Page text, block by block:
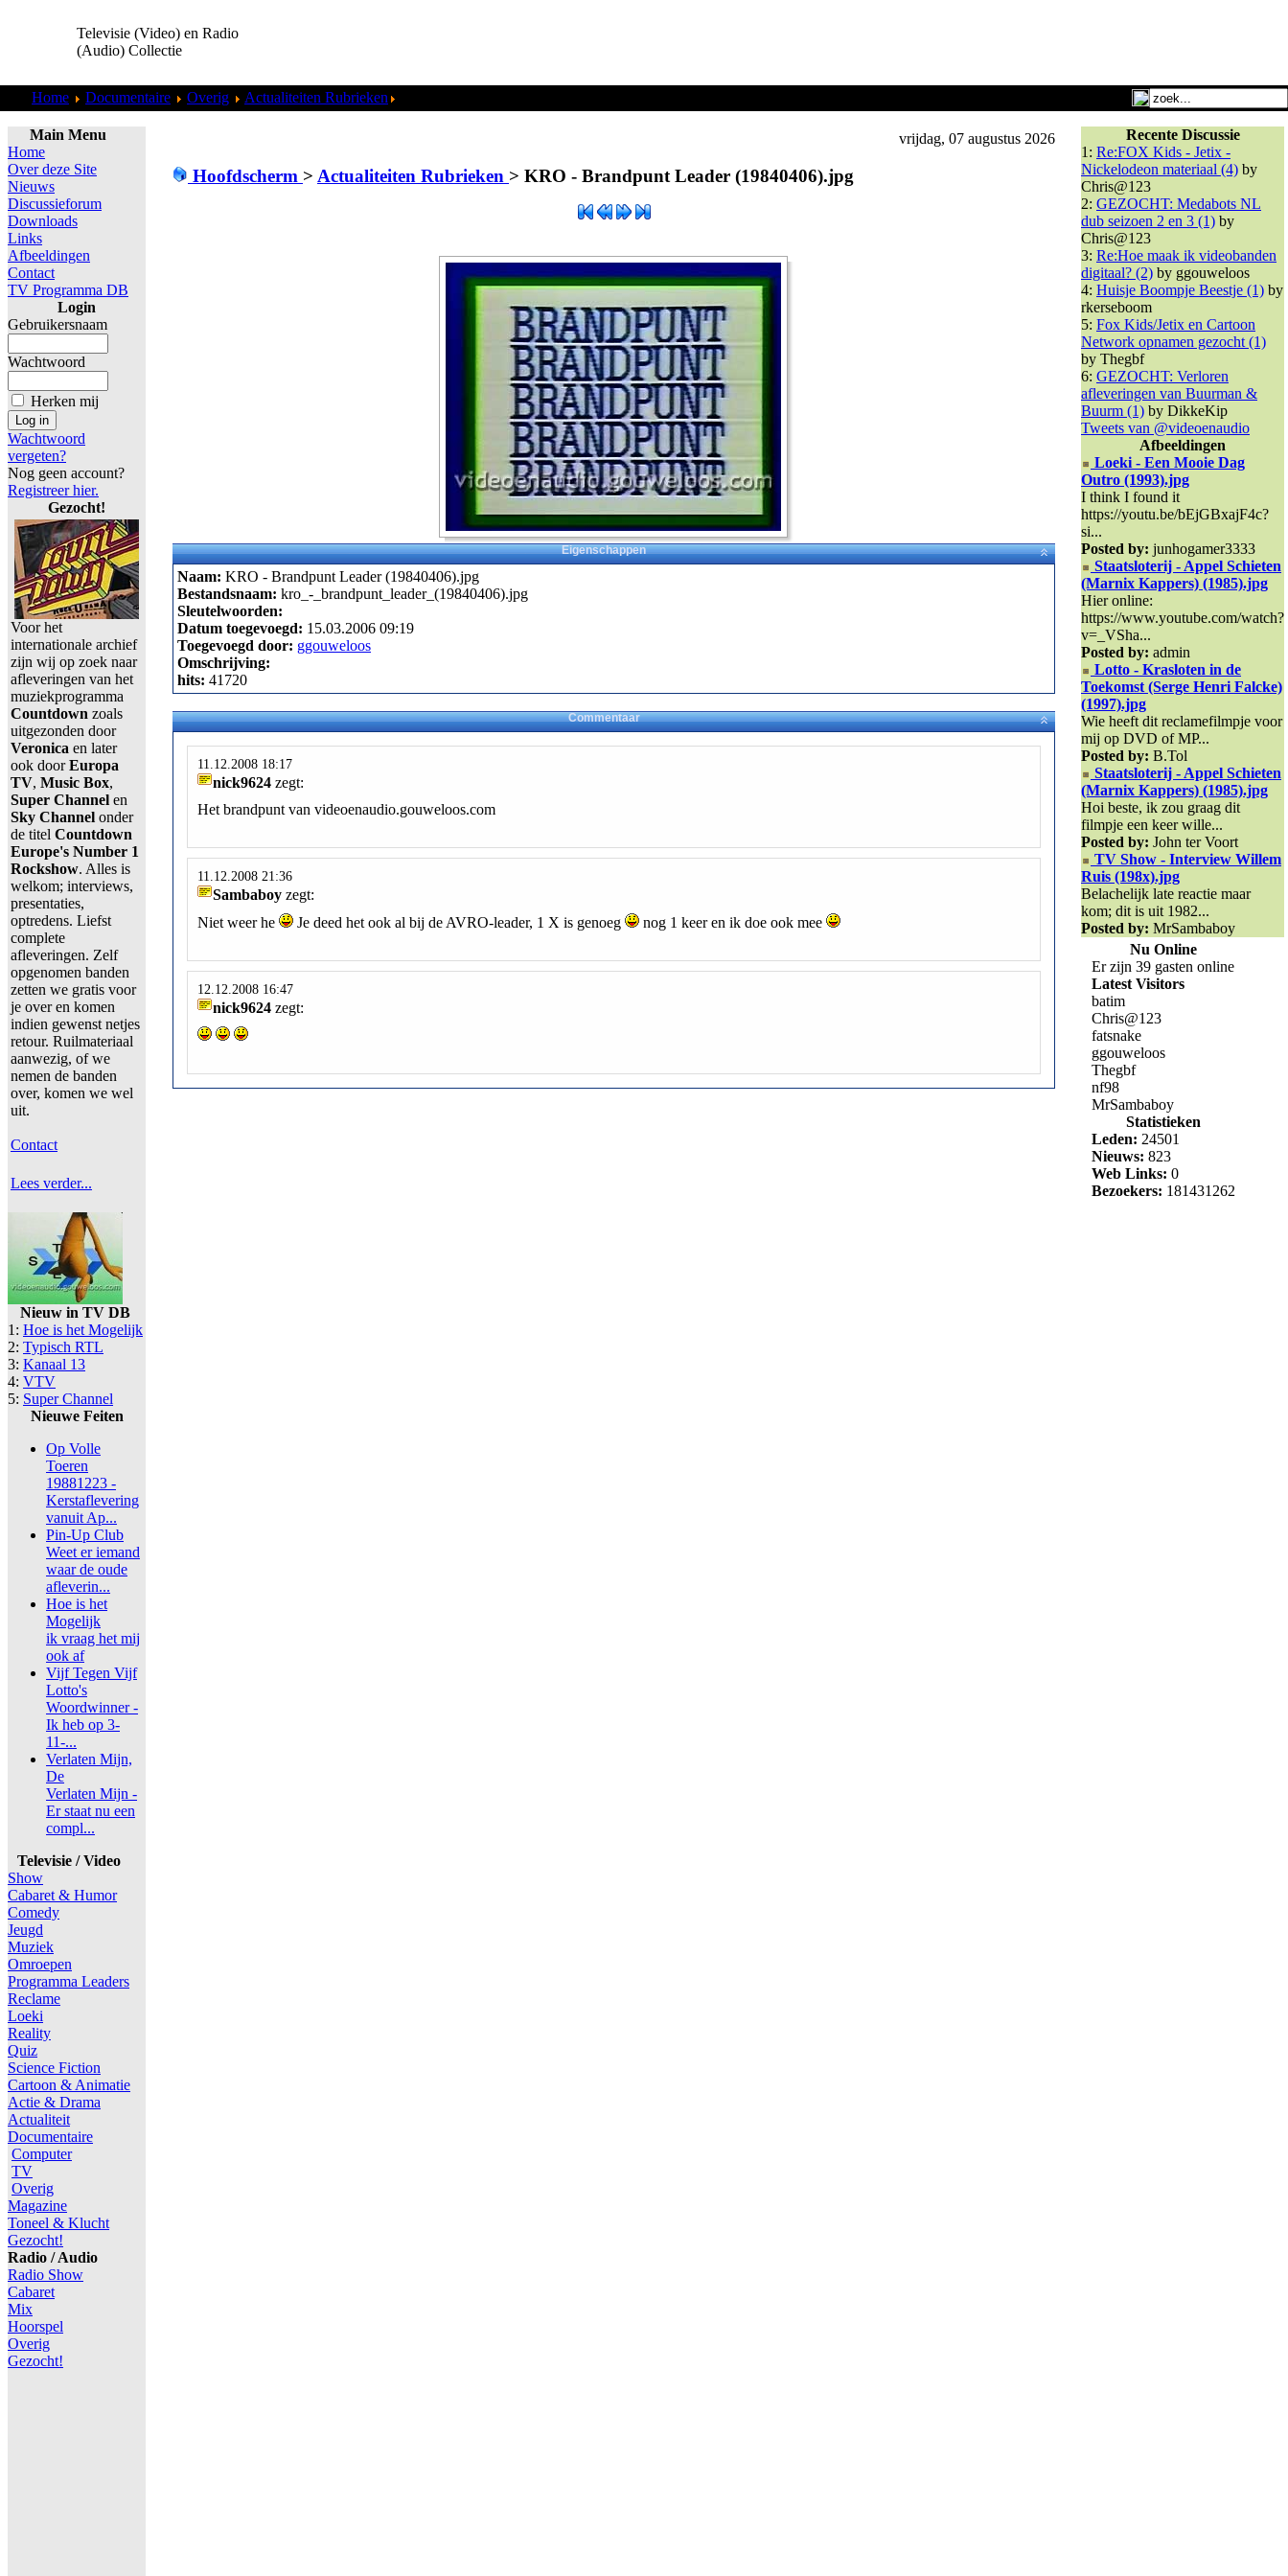
Televisie (Video) en Radio
(Audio) Collectie
Home Documentaire Overig Actualiteiten Rubrieken
Main Menu
Home
Over deze Site
Nieuws
Discussieforum
Downloads
Links
Afbeeldingen
Contact
TV Programma DB
Login
Gebruikersnaam
Wachtwoord
Herken mij
Wachtwoord
vergeten?
Nog geen account?
Registreer hier.
Gezocht!
Voor het
internationale archief
zijn wij op zoek naar
afleveringen van het
muziekprogramma
Countdown zoals
uitgezonden door
Veronica en later
ook doorEuropa
TV, Music Box,
Super Channel en
Sky Channel onder
de titel Countdown
Europe's Number 1
Rockshow. Alles is
welkom; interviews,
presentaties,
optredens. Liefst
complete
afleveringen. Zelf
opgenomen banden
zetten we gratis voor
je over en komen
indien gewenst netjes
retour. Ruilmateriaal
aanwezig, of we
nemen de banden
over, komen we wel
uit.
Contact
Lees verder...
Nieuw in TV DB
1: Hoe is het Mogelijk
2: Typisch RTL
3: Kanaal 13
4: VTV
5: Super Channel
Nieuwe Feiten
Op Volle
Toeren
19881223 -
Kerstaflevering
vanuit Ap...
Pin-Up Club
Weet er iemand
waar de oude
afleverin...
Hoe is het
Mogelijk
ik vraag het mij
ook af
Vijf Tegen Vijf
Lotto's
Woordwinner -
Ik heb op 3-
11-...
Verlaten Mijn,
De
Verlaten Mijn -
Er staat nu een
compl...
Televisie / Video
Show
Cabaret & Humor
Comedy
Jeugd
Muziek
Omroepen
Programma Leaders
Reclame
Loeki
Reality
Quiz
Science Fiction
Cartoon & Animatie
Actie & Drama
Actualiteit
Documentaire
Computer
TV
Overig
Magazine
Toneel & Klucht
Gezocht!
Radio / Audio
Radio Show
Cabaret
Mix
Hoorspel
Overig
Gezocht!
vrijdag, 07 augustus 2026
Hoofdscherm > Actualiteiten Rubrieken > KRO - Brandpunt Leader (19840406).jpg
Eigenschappen
Naam: KRO - Brandpunt Leader (19840406).jpg
Bestandsnaam: kro_-_brandpunt_leader_(19840406).jpg
Sleutelwoorden:
Datum toegevoegd: 15.03.2006 09:19
Toegevoegd door: ggouweloos
Omschrijving:
hits: 41720
Commentaar
11.12.2008 18:17
nick9624 zegt:
Het brandpunt van videoenaudio.gouweloos.com
11.12.2008 21:36
Sambaboy zegt:
Niet weer he
Je deed het ook al bij de AVRO-leader, 1 X is genoeg nog 1 keer en ik doe ook mee
12.12.2008 16:47
nick9624 zegt:
Recente Discussie
1: Re:FOX Kids - Jetix -
Nickelodeon materiaal (4) by
Chris@123
2: GEZOCHT: Medabots NL
dub seizoen 2 en 3 (1) by
Chris@123
3: Re:Hoe maak ik videobanden
digitaal? (2) by ggouweloos
4: Huisje Boompje Beestje (1) by
rkerseboom
5: Fox Kids/Jetix en Cartoon
Network opnamen gezocht (1)
by Thegbf
6: GEZOCHT: Verloren
afleveringen van Buurman &
Buurm (1) by DikkeKip
Tweets van @videoenaudio
Afbeeldingen
Loeki - Een Mooie Dag
Outro (1993).jpg
I think I found it
https://youtu.be/bEjGBxajF4c?
si...
Posted by: junhogamer3333
Staatsloterij - Appel Schieten
(Marnix Kappers) (1985).jpg
Hier online:
https://www.youtube.com/watch?
v=_VSha...
Posted by: admin
Lotto - Krasloten in de
Toekomst (Serge Henri Falcke)
(1997).jpg
Wie heeft dit reclamefilmpje voor
mij op DVD of MP...
Posted by: B.Tol
Staatsloterij - Appel Schieten
(Marnix Kappers) (1985).jpg
Hoi beste, ik zou graag dit
filmpje een keer wille...
Posted by: John ter Voort
TV Show - Interview Willem
Ruis (198x).jpg
Belachelijk late reactie maar
kom; dit is uit 1982...
Posted by: MrSambaboy
Nu Online
Er zijn 39 gasten online
Latest Visitors
batim
Chris@123
fatsnake
ggouweloos
Thegbf
nf98
MrSambaboy
Statistieken
Leden: 24501
Nieuws: 823
Web Links: 0
Bezoekers: 181431262